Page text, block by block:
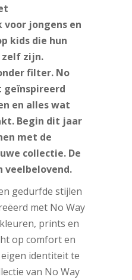
jongens en
kids die hun
zelf zijn.
filter. No
geïnspireerd
en alles wat
Begin dit jaar
met de
collectie. De
veelbelovend.
gedurfde stijlen
met No Way
prints en
op comfort en
identiteit te
van No Way